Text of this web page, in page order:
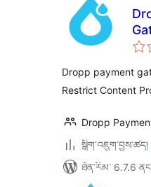
Dropp payment
Restrict Content
Dropp
སྒྲིག་འཇུག་བྱས་ཚད།
ཐོན་རིམ་ 6.7.6